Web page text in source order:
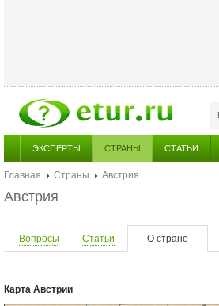
ЭКСПЕРТЫ СТРАНЫ СТАТЬИ
Главная Страны
Австрия
Австрия
Вопросы Статьи О стране
Карта Австрии